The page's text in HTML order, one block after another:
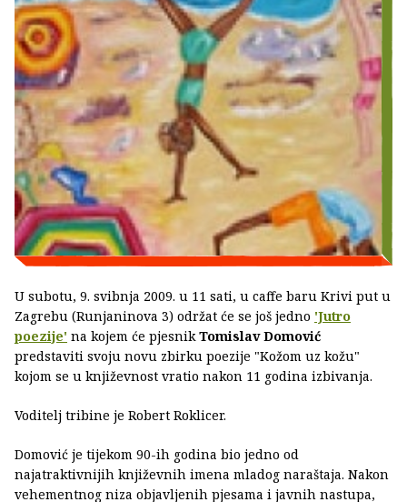
U subotu, 9. svibnja 2009. u 11 sati, u caffe baru Krivi put u
Zagrebu (Runjaninova 3) održat će se još jedno 'Jutro
poezije' na kojem će pjesnikTomislav Domović
predstaviti svoju novu zbirku poezije "Kožom uz kožu"
kojom se u književnost vratio nakon 11 godina izbivanja.
Voditelj tribine je Robert Roklicer.
Domović je tijekom 90-ih godina bio jedno od
najatraktivnijih književnih imena mladog naraštaja. Nakon
vehementnog niza objavljenih pjesama i javnih nastupa,